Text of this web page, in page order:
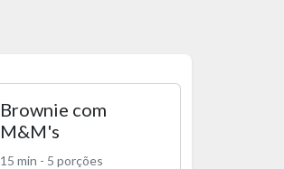
Brownie com
M&M's
15 min - 5 porções